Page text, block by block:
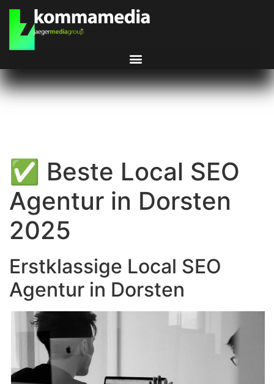
✅ Beste Local SEO
Agentur in Dorsten
2025
Erstklassige Local SEO
Agentur in Dorsten